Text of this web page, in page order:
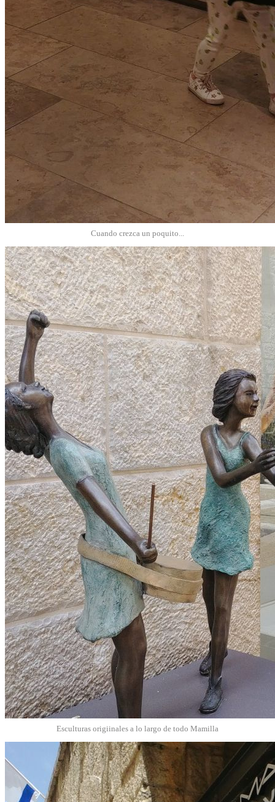
Cuando crezca un poquito...
Esculturas origiinales a lo largo de todo Mamilla